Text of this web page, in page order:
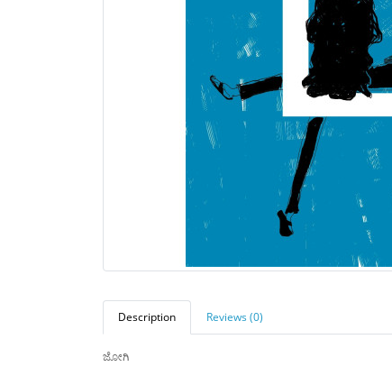
Description Reviews (0)
ಜೋಗಿ